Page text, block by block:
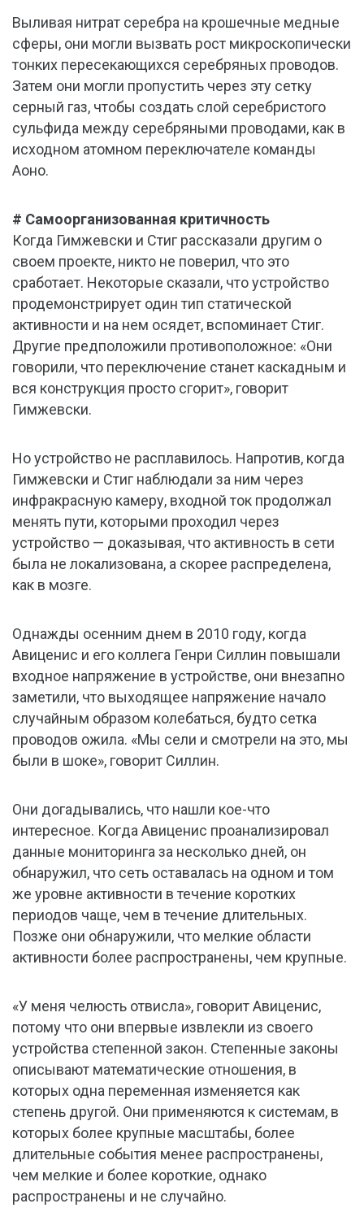
Выливая нитрат серебра на крошечные медные
сферы, они могли вызвать рост микроскопически
тонких пересекающихся серебряных проводов.
Затем они могли пропустить через эту сетку
серный газ, чтобы создать слой серебристого
сульфида между серебряными проводами, как в
исходном атомном переключателе команды
Аоно.
# Самоорганизованная критичность
Когда Гимжевски и Стиг рассказали другим о
своем проекте, никто не поверил, что это
сработает. Некоторые сказали, что устройство
продемонстрирует один тип статической
активности и на нем осядет, вспоминает Стиг.
Другие предположили противоположное: «Они
говорили, что переключение станет каскадным и
вся конструкция просто сгорит», говорит
Гимжевски.
Но устройство не расплавилось. Напротив, когда
Гимжевски и Стиг наблюдали за ним через
инфракрасную камеру, входной ток продолжал
менять пути, которыми проходил через
устройство — доказывая, что активность в сети
была не локализована, а скорее распределена,
как в мозге.
Однажды осенним днем в 2010 году, когда
Авиценис и его коллега Генри Силлин повышали
входное напряжение в устройстве, они внезапно
заметили, что выходящее напряжение начало
случайным образом колебаться, будто сетка
проводов ожила. «Мы сели и смотрели на это, мы
были в шоке», говорит Силлин.
Они догадывались, что нашли кое-что
интересное. Когда Авиценис проанализировал
данные мониторинга за несколько дней, он
обнаружил, что сеть оставалась на одном и том
же уровне активности в течение коротких
периодов чаще, чем в течение длительных.
Позже они обнаружили, что мелкие области
активности более распространены, чем крупные.
«У меня челюсть отвисла», говорит Авиценис,
потому что они впервые извлекли из своего
устройства степенной закон. Степенные законы
описывают математические отношения, в
которых одна переменная изменяется как
степень другой. Они применяются к системам, в
которых более крупные масштабы, более
длительные события менее распространены,
чем мелкие и более короткие, однако
распространены и не случайно.